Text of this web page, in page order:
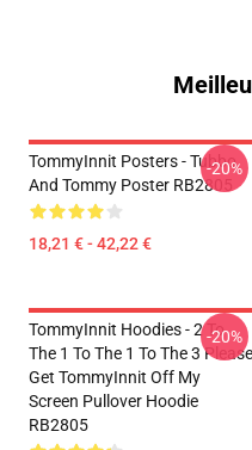
TommyInnit Posters - Tubbo
And Tommy Poster RB2805
18,21 € - 42,22 €
-20%
TommyInnit Hoodies - 2 To
The 1 To The 1 To The 3 Please
Get TommyInnit Off My
Screen Pullover Hoodie
RB2805
-20%